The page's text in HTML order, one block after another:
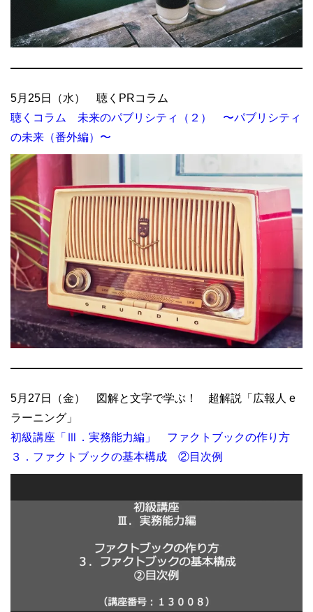
5月25日（水） 聴くPRコラム
聴くコラム 未来のパブリシティ（２） 〜パブリシティ
の未来（番外編）〜
5月27日（金） 図解と文字で学ぶ！ 超解説「広報人 e
ラーニング」
初級講座「Ⅲ．実務能力編」 ファクトブックの作り方
３．ファクトブックの基本構成 ②目次例